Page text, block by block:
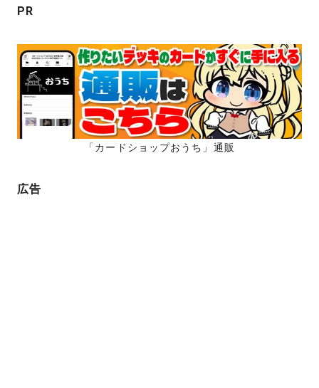
の
ペ
ー
ジ
送
り
ー
ジ
PR
「カードショップおうち」通販
広告